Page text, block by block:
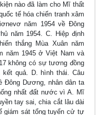
nào đã làm cho Mĩ thất
tế hóa chiến tranh xâm
năm 1954 về Đông
năm 1954. C. Hiệp định
thắng Mùa Xuân năm
năm 1945 ở Việt Nam và
không có sự tương đồng
quả. D. hình thái. Câu
Đông Dương, nhân dân ta
nhất đất nước vì A. Mĩ
tay sai, chia cắt lâu dài
giám sát tổng tuyển cử tự